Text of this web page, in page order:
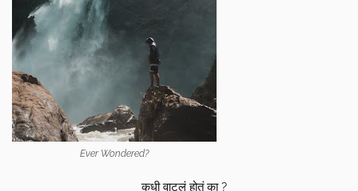
Ever Wondered?
कधी वाटलं होतं का ?